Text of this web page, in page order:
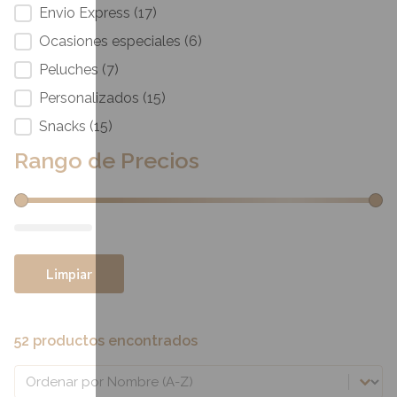
Envio Express (17)
Ocasiones especiales (6)
Peluches (7)
Personalizados (15)
Snacks (15)
Rango de Precios
Rango de Precios
Limpiar
52 productos encontrados
Ordenar